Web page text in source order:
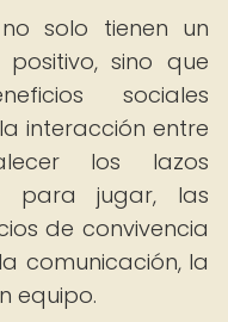
solo tienen un
sino que
sociales
interacción entre
los lazos
para jugar, las
de convivencia
comunicación, la
equipo.